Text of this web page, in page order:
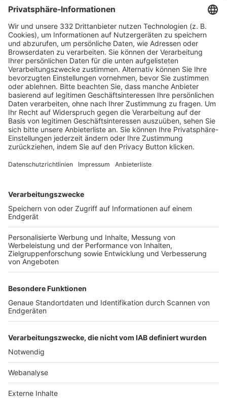
HÄUFIG BESUCHTE SEITEN
Pässe und Vereinswechsel
Trainerausbildung
Schulungsangebot Vereinsmitarbeiter
BFV-Geschäftsstellen
Trainerbörse
Login SpielPlus
FOLGE DEM BFV
TOP-VEREINE
TOP-PARTNER
Nutzungsbedingungen Datenschutz Impressum